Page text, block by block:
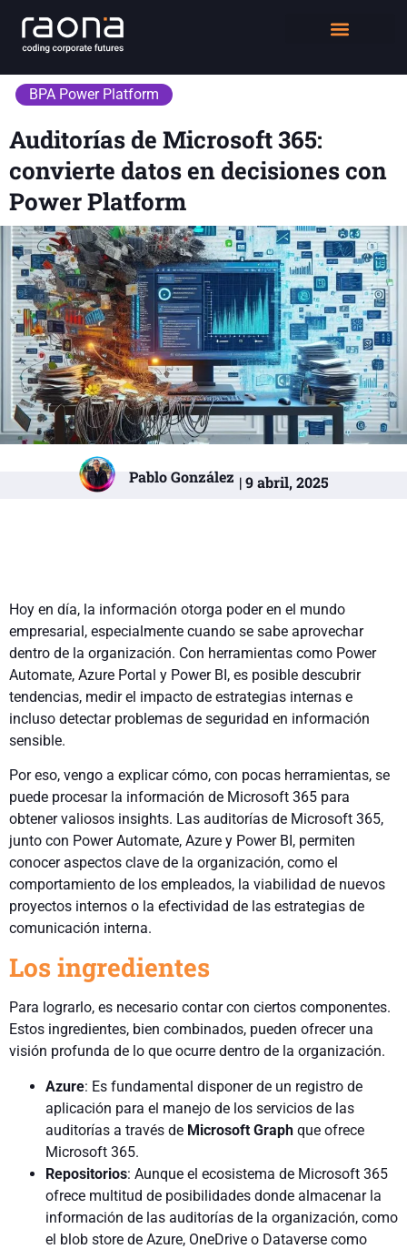
BPA Power Platform
Auditorías de Microsoft 365:
convierte datos en decisiones con
Power Platform
Pablo González | 9 abril, 2025
Hoy en día, la información otorga poder en el mundo
empresarial, especialmente cuando se sabe aprovechar
dentro de la organización. Con herramientas como Power
Automate, Azure Portal y Power BI, es posible descubrir
tendencias, medir el impacto de estrategias internas e
incluso detectar problemas de seguridad en información
sensible.
Por eso, vengo a explicar cómo, con pocas herramientas, se
puede procesar la información de Microsoft 365 para
obtener valiosos insights. Las auditorías de Microsoft 365,
junto con Power Automate, Azure y Power BI, permiten
conocer aspectos clave de la organización, como el
comportamiento de los empleados, la viabilidad de nuevos
proyectos internos o la efectividad de las estrategias de
comunicación interna.
Los ingredientes
Para lograrlo, es necesario contar con ciertos componentes.
Estos ingredientes, bien combinados, pueden ofrecer una
visión profunda de lo que ocurre dentro de la organización.
Azure: Es fundamental disponer de un registro de
aplicación para el manejo de los servicios de las
auditorías a través de Microsoft Graph que ofrece
Microsoft 365.
Repositorios: Aunque el ecosistema de Microsoft 365
ofrece multitud de posibilidades donde almacenar la
información de las auditorías de la organización, como
el blob store de Azure, OneDrive o Dataverse como